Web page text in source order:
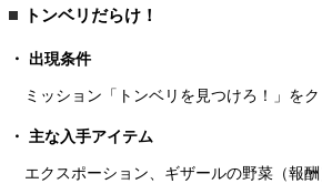
トンベリだらけ！
出現条件
ミッション「トンベリを見つけろ！」をク
主な入手アイテム
エクスポーション、ギザールの野菜（報酬